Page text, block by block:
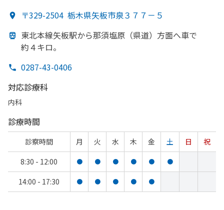
〒329-2504 栃木県矢板市泉３７７－５
東北本線矢板駅から那須塩原 （県道） 方面へ車で
約４キロ。
0287-43-0406
対応診療科
内科
診療時間
診察時間 月 火 水 木 金 土 日
祝
8:30 - 12:00
● ● ● ● ● ●
14:00 - 17:30 ● ● ● ● ●